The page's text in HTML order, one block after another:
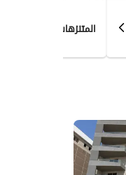
المتنزهات